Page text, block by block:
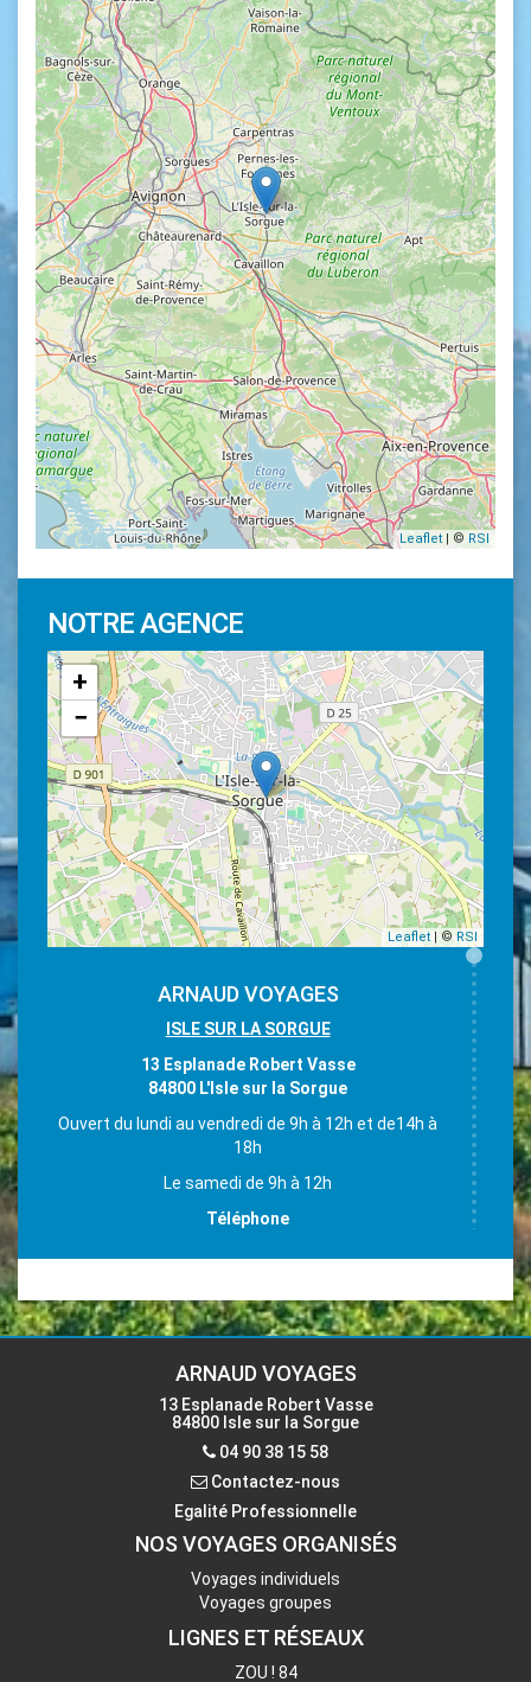
Leaflet | © RSI
NOTRE AGENCE
+
−
Leaflet| ©RSI
ARNAUD VOYAGES
ISLE SUR LA SORGUE
13 Esplanade Robert Vasse
84800 L'Isle sur la Sorgue
Ouvert du lundi au vendredi de 9h à 12h et de14h à
18h
Le samedi de 9h à 12h
Téléphone
accueil-isle@voyages-arnaud.fr
Contactez-nous
ARNAUD VOYAGES
13 Esplanade Robert Vasse
84800 Isle sur la Sorgue
04 90 38 15 58
Contactez-nous
Egalité Professionnelle
NOS VOYAGES ORGANISÉS
Voyages individuels
Voyages groupes
LIGNES ET RÉSEAUX
ZOU ! 84